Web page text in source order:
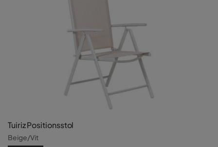
Tuiriz Positionsstol
Beige/Vit